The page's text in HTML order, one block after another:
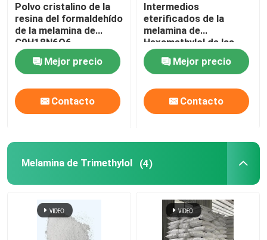
Polvo cristalino de la
resina del formaldehído
de la melamina de
C9H18N6O6
Hexamethylol
Mejor precio
Contacto
Intermedios
eterificados de la
melamina de
Hexamethylol de las
resinas amino
Mejor precio
Contacto
Melamina de Trimethylol (4)